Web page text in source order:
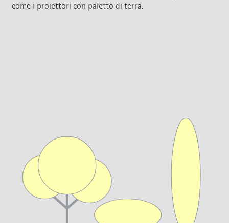
come i proiettori con paletto di terra.